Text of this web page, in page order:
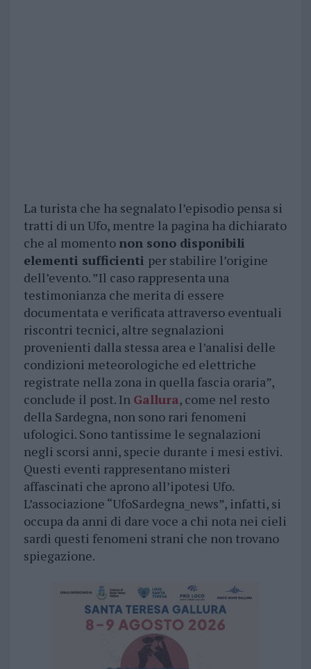
La turista che ha segnalato l’episodio pensa si
tratti di un Ufo, mentre la pagina ha dichiarato
che al momento non sono disponibili
elementi sufficienti per stabilire l’origine
dell’evento. ”Il caso rappresenta una
testimonianza che merita di essere
documentata e verificata attraverso eventuali
riscontri tecnici, altre segnalazioni
provenienti dalla stessa area e l’analisi delle
condizioni meteorologiche ed elettriche
registrate nella zona in quella fascia oraria”,
conclude il post. In Gallura, come nel resto
della Sardegna, non sono rari fenomeni
ufologici. Sono tantissime le segnalazioni
negli scorsi anni, specie durante i mesi estivi.
Questi eventi rappresentano misteri
affascinati che aprono all’ipotesi Ufo.
L’associazione “UfoSardegna_news”, infatti, si
occupa da anni di dare voce a chi nota nei cieli
sardi questi fenomeni strani che non trovano
spiegazione.